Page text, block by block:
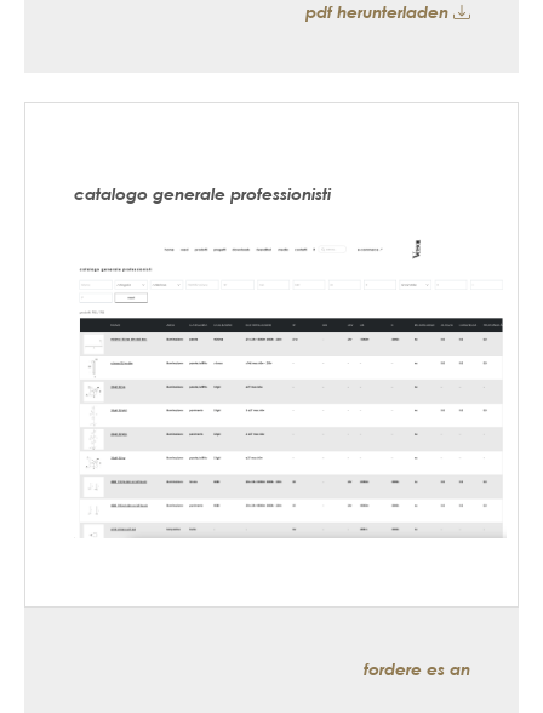
pdf herunterladen
catalogo generale professionisti
fordere es an